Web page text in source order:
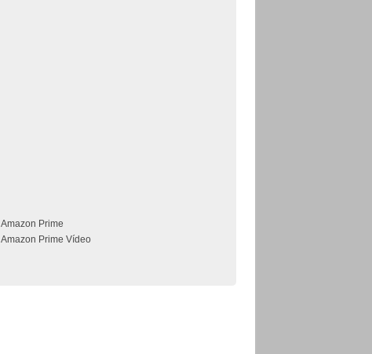
Amazon Prime
Amazon Prime Vídeo